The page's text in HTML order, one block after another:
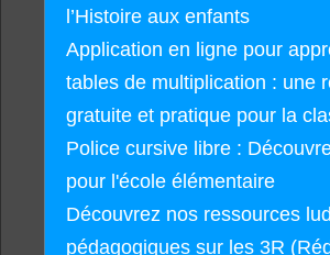
l’Histoire aux enfants
Application en ligne pour
tables de multiplication : une
gratuite et pratique pour la
Police cursive libre :
pour l'école élémentaire
Découvrez nos ressources
pédagogiques sur les 3R